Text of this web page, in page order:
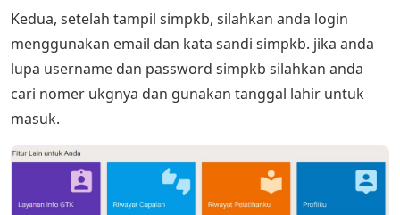
Kedua, setelah tampil simpkb, silahkan anda login
menggunakan email dan kata sandi simpkb. jika anda
lupa username dan password simpkb silahkan anda
cari nomer ukgnya dan gunakan tanggal lahir untuk
masuk.